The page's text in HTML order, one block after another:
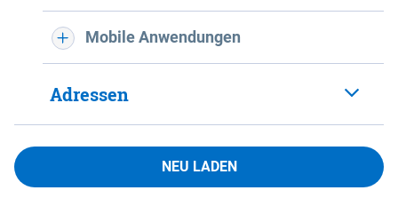
Mobile Anwendungen
Adressen
NEU LADEN